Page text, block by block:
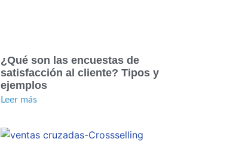
¿Qué son las encuestas de
satisfacción al cliente? Tipos y
ejemplos
Leer más